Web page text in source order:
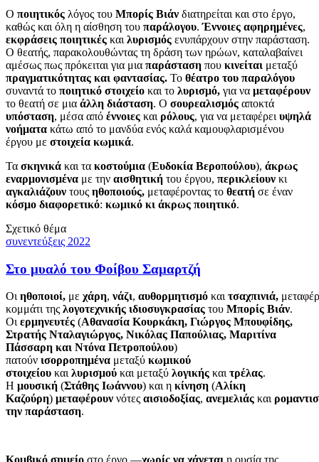
Ο ποιητικός λόγος του Μπορίς Βιάν διατηρείται και στο έργο,
καθώς και όλη η αίσθηση του παράλογου.Έννοιες αφηρημένες,
εκφράσεις ποιητικές και λυρισμός ενυπάρχουν στην παράσταση.
Ο θεατής, παρακολουθώντας τη δράση των ηρώων, καταλαβαίνει
αμέσως πως πρόκειται για μια παράσταση που κινείται μεταξύ
πραγματικότητας και φαντασίας. Το θέατρο του παραλόγου
συναντά το ποιητικό στοιχείο και το λυρισμό, για να μεταφέρουν
το θεατή σε μια άλλη διάσταση. Ο σουρεαλισμός αποκτά
υπόσταση, μέσα από έννοιες και ρόλους, για να μεταφέρει υψηλά
νοήματα κάτω από το μανδύα ενός καλά καμουφλαρισμένου
έργου με στοιχεία κωμικά.
Τα σκηνικά και τα κοστούμια (Ευδοκία Βεροπούλου), άκρως
εναρμονισμένα με την αισθητική του έργου, περικλείουν κι
αγκαλιάζουν τους ηθοποιούς, μεταφέροντας το θεατή σε έναν
κόσμο διαφορετικό: κωμικό κι άκρως ποιητικό.
Σχετικό θέμα
συνεντεύξεις 2022
Στο μυαλό του Φοίβου Σαμαρτζή
Οι ηθοποιοί, με χάρη, νάζι, αυθορμητισμό και τσαχπινιά,
κομμάτι της λογοτεχνικής ιδιοσυγκρασίας του Μπορίς Βιάν.
Οι ερμηνευτές (Αθανασία Κουρκάκη, Γιώργος Μπουφίδης,
Στρατής Νταλαγιώργος, Νικόλας Παπούλιας, Μαριτίνα
Πάσσαρη και Ντόνα Πετροπούλου)
πατούν ισορροπημένα μεταξύ κωμικού
στοιχείου και λυρισμού και μεταξύ λογικής και τρέλας.
Η μουσική (Στάθης Ιωάννου) και η κίνηση (Αλίκη
Καζούρη) μεταφέρουν νότες αισιοδοξίας, ανεμελιάς και
την παράσταση.